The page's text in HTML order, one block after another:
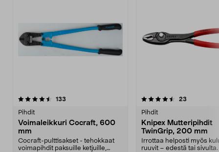
133
Pihdit
Voimaleikkuri Cocraft, 600
mm
Cocraft-pulttisakset - tehokkaat
voimapihdit paksuille ketjuille,
4.5 viidestä
23
Pihdit
Knipex Mutteripihdit
TwinGrip, 200 mm
Irrottaa helposti myös
ruuvit – edestä tai sivulta.
5.0 viidestä